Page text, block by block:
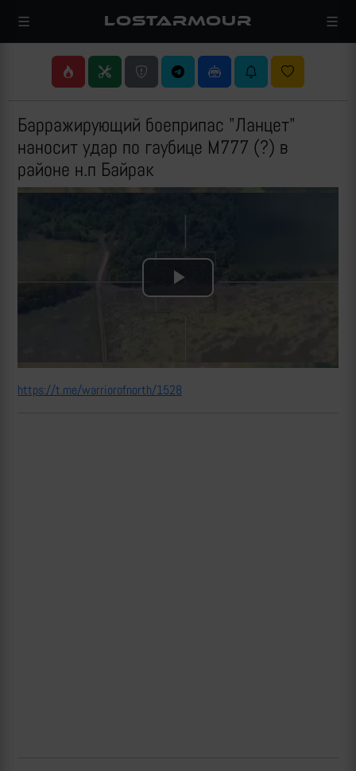
LOSTARMOUR
Барражирующий боеприпас "Ланцет"
наносит удар по гаубице M777 (?) в
районе н.п Байрак
Play
https://t.me/warriorofnorth/1528